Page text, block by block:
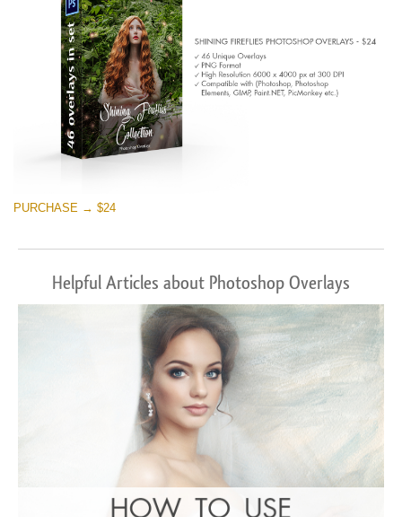
PURCHASE → $24
Helpful Articles about Photoshop Overlays